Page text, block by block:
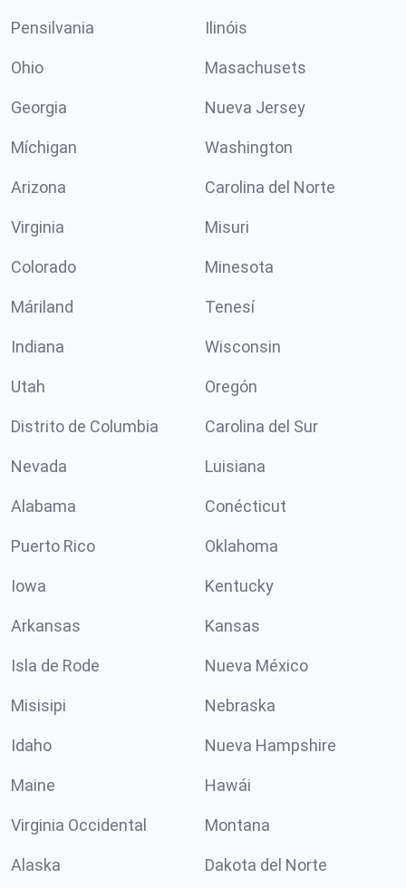
Pensilvania Ilinóis
Ohio Masachusets
Georgia Nueva Jersey
Míchigan Washington
Arizona Carolina del Norte
Virginia Misuri
Colorado Minesota
Máriland Tenesí
Indiana Wisconsin
Utah Oregón
Distrito de Columbia Carolina del Sur
Nevada Luisiana
Alabama Conécticut
Puerto Rico Oklahoma
Iowa Kentucky
Arkansas Kansas
Isla de Rode Nueva México
Misisipi Nebraska
Idaho Nueva Hampshire
Maine Hawái
Virginia Occidental Montana
Alaska Dakota del Norte